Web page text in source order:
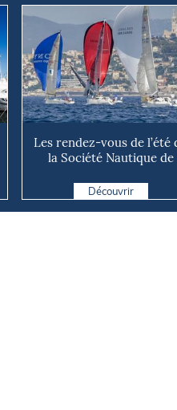
Les rendez-vous de l’été
la Société Nautique de
Découvrir